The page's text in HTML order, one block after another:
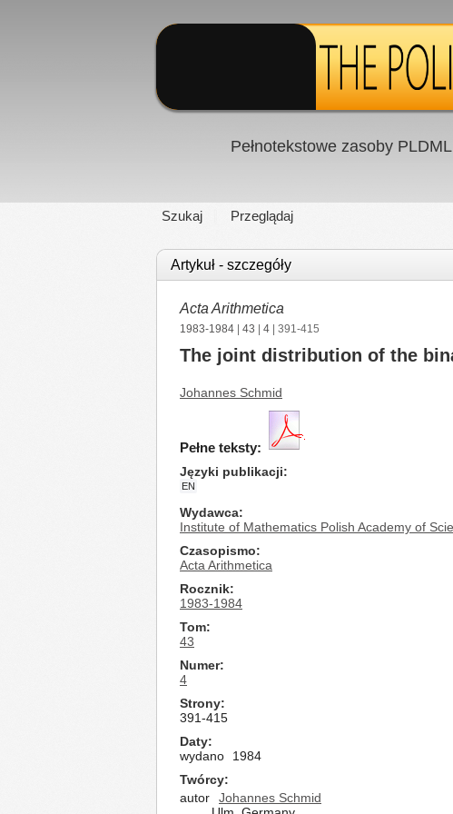
Pełnotekstowe zasoby
Szukaj Przeglądaj
Artykuł - szczegóły
Acta Arithmetica
1983-1984 43 4 | 391-415
The joint distribution of the
Johannes Schmid
Pełne teksty:
Języki publikacji
EN
Wydawca
Institute of Mathematics Polish Academy of
Czasopismo
Acta Arithmetica
Rocznik
1983-1984
Tom
43
Numer
4
Strony
391-415
Daty
wydano
1984
Twórcy
autor
Johannes Schmid